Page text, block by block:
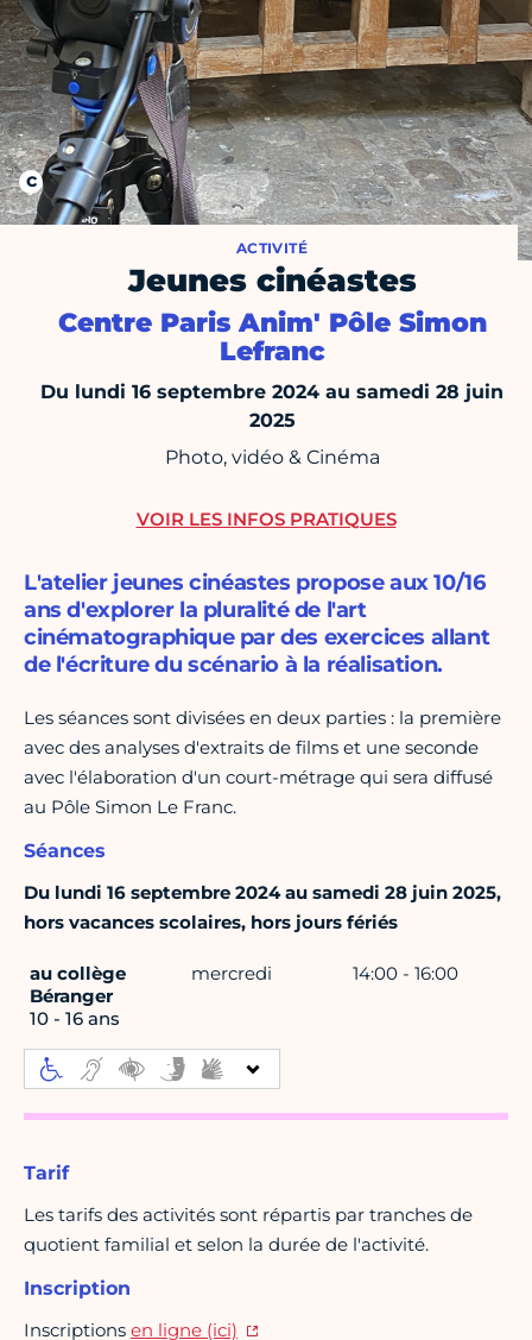
ACTIVITÉ
Jeunes cinéastes
Centre Paris Anim' Pôle Simon
Lefranc
Du lundi 16 septembre 2024 au samedi 28 juin
2025
Photo, vidéo & Cinéma
L'atelier jeunes cinéastes propose aux 10/16
ans d'explorer la pluralité de l'art
cinématographique par des exercices allant
de l'écriture du scénario à la réalisation.
Les séances sont divisées en deux parties : la première
avec des analyses d'extraits de films et une seconde
avec l'élaboration d'un court-métrage qui sera diffusé
au Pôle Simon Le Franc.
Séances
Du lundi 16 septembre 2024 au samedi 28 juin 2025,
hors vacances scolaires, hors jours fériés
au collège
Béranger
10 - 16 ans
mercredi 14:00 - 16:00
Tarif
Les tarifs des activités sont répartis par tranches de
quotient familial et selon la durée de l'activité.
Inscription
Inscriptions en ligne (ici)
VOIR LES INFOS PRATIQUES